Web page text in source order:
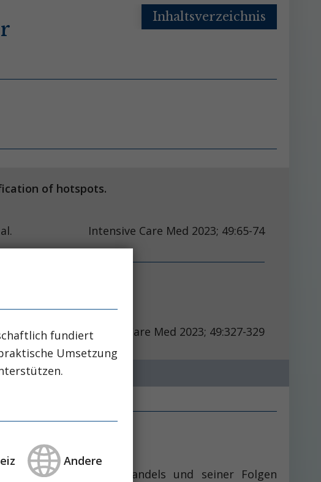
Inhaltsverzeichnis
of hotspots.
Intensive Care Med 2023; 49:65-74
Intensive Care Med 2023; 49:327-329
des Klimawandels und seiner Folgen
fundiert
Umsetzung
Andere